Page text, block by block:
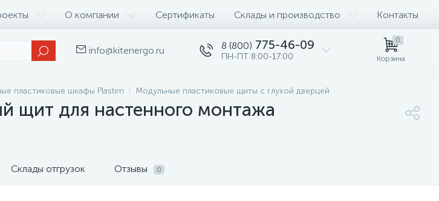
О компании Сертификаты Склады и производство Контакты
info@kitenergo.ru 8 (800) 775-46-09
ПН-ПТ 8:00-17:00
0
Корзина
пластиковые шкафы Plastim Модульные пластиковые щиты с глухой дверцей
щит для настенного монтажа
Склады отгрузок Отзывы 0